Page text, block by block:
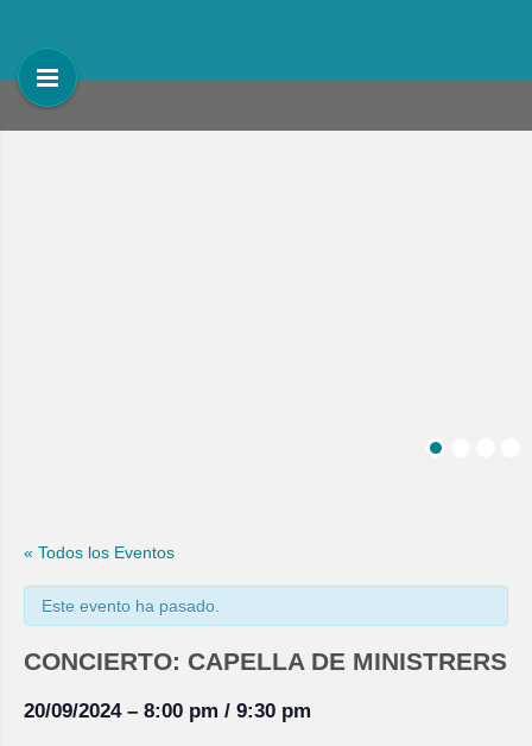
« Todos los Eventos
Este evento ha pasado.
CONCIERTO: CAPELLA DE MINISTRERS
20/09/2024 – 8:00 pm / 9:30 pm